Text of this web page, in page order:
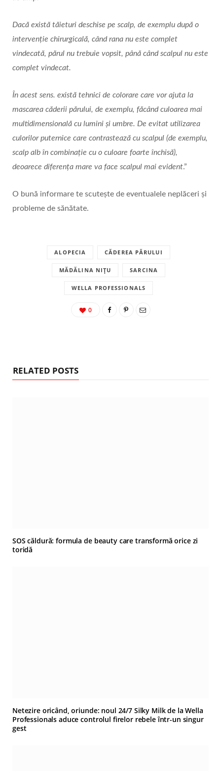
Dacă există tăieturi deschise pe scalp, de exemplu după o
intervenție chirurgicală, când rana nu este complet
vindecată, părul nu trebuie vopsit, până când scalpul nu este
complet vindecat.
În acest sens. există tehnici de colorare care vor ajuta la
mascarea căderii părului, de exemplu, făcând culoarea mai
multidimensională cu lumini și umbre. De evitat utilizarea
culorilor puternice care contrastează cu scalpul (de exemplu,
scalp alb în combinație cu o culoare foarte închisă),
deoarece diferența mare va face scalpul mai evident.”
O bună informare te scutește de eventualele neplăceri și
probleme de sănătate.
ALOPECIA CĂDEREA PĂRULUI
MĂDĂLINA NIȚU SARCINA
WELLA PROFESSIONALS
0
RELATED POSTS
SOS căldură: formula de beauty care transformă orice zi
toridă
Netezire oricând, oriunde: noul 24/7 Silky Milk de la Wella
Professionals aduce controlul firelor rebele într-un singur
gest